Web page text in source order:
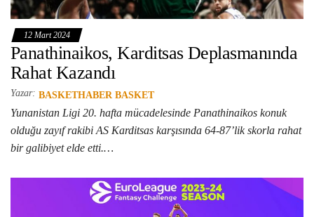
12 Mart 2024
Panathinaikos, Karditsas Deplasmanında
Rahat Kazandı
Yazar: BASKETHABER BASKET
Yunanistan Ligi 20. hafta mücadelesinde Panathinaikos konuk
olduğu zayıf rakibi AS Karditsas karşısında 64-87’lik skorla rahat
bir galibiyet elde etti.…